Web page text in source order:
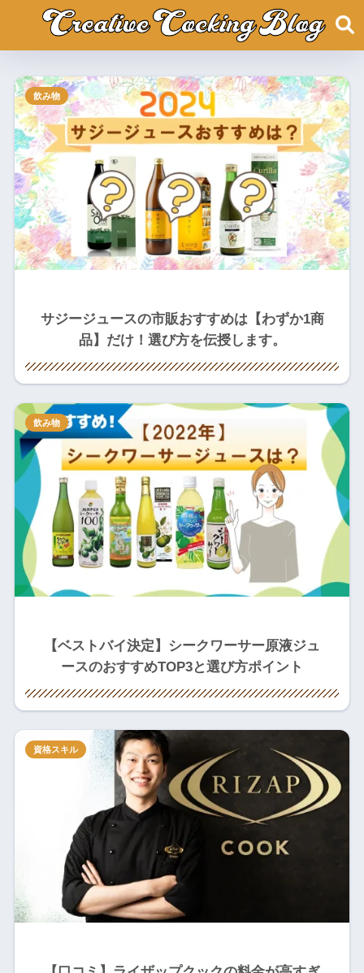
サジージュースの市販おすすめは【わずか1商
品】だけ！選び方を伝授します。
飲み物
【ベストバイ決定】シークワーサー原液ジュ
ースのおすすめTOP3と選び方ポイント
飲み物
資格スキル